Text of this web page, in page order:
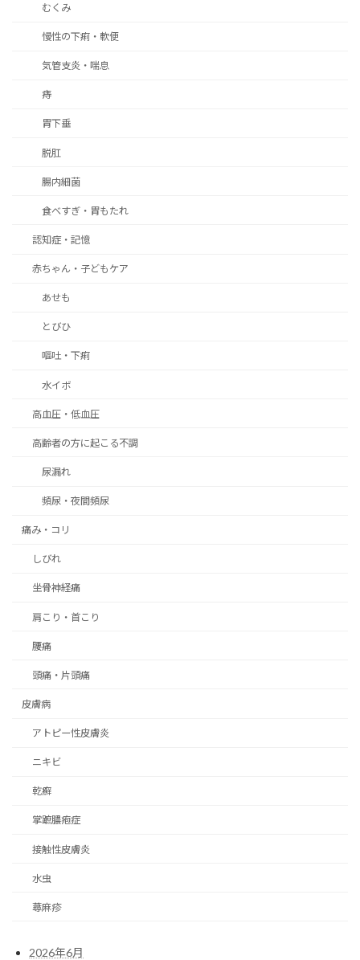
むくみ
慢性の下痢・軟便
気管支炎・喘息
痔
胃下垂
脱肛
腸内細菌
食べすぎ・胃もたれ
認知症・記憶
赤ちゃん・子どもケア
あせも
とびひ
嘔吐・下痢
水イボ
高血圧・低血圧
高齢者の方に起こる不調
尿漏れ
頻尿・夜間頻尿
痛み・コリ
しびれ
坐骨神経痛
肩こり・首こり
腰痛
頭痛・片頭痛
皮膚病
アトピー性皮膚炎
ニキビ
乾癬
掌蹠膿疱症
接触性皮膚炎
水虫
蕁麻疹
2026年6月